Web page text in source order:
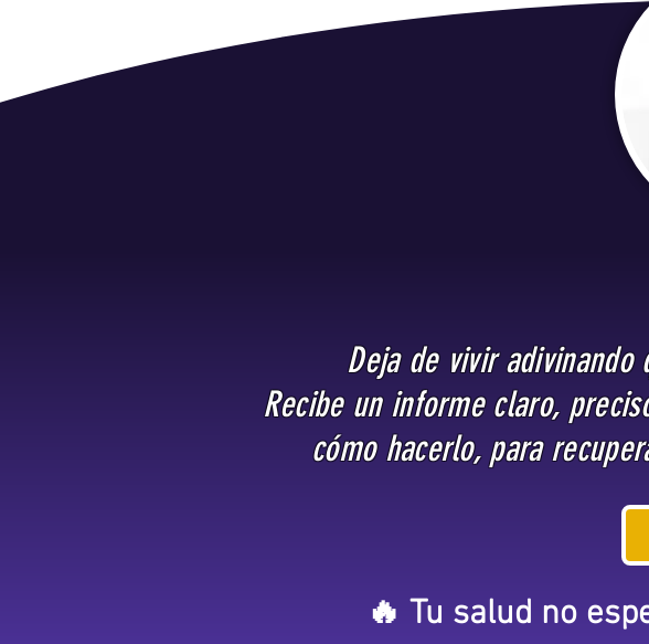
Deja de vivir
Recibe un informe claro,
cómo hacerlo, para
🔥 Tu salud no